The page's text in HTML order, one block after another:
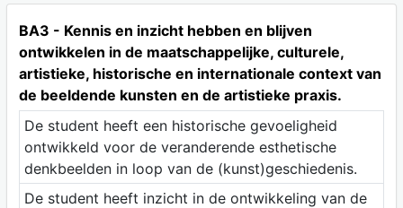
BA3 - Kennis en inzicht hebben en blijven
ontwikkelen in de maatschappelijke, culturele,
artistieke, historische en internationale context van
de beeldende kunsten en de artistieke praxis.
De student heeft een historische gevoeligheid
ontwikkeld voor de veranderende esthetische
denkbeelden in loop van de (kunst)geschiedenis.
De student heeft inzicht in de ontwikkeling van de